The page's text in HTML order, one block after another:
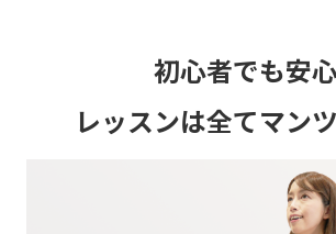
初心者でも安
レッスンは全てマン